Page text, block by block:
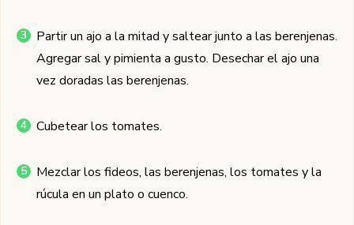
Partir un ajo a la mitad y saltear junto a las berenjenas.
Agregar sal y pimienta a gusto. Desechar el ajo una
vez doradas las berenjenas.
Cubetear los tomates.
Mezclar los fideos, las berenjenas, los tomates y la
rúcula en un plato o cuenco.